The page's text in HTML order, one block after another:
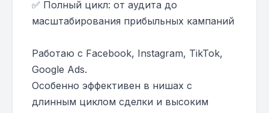
✅ Полный цикл: от аудита до
масштабирования прибыльных кампаний
Работаю с Facebook, Instagram, TikTok,
Google Ads.
Особенно эффективен в нишах с
длинным циклом сделки и высоким